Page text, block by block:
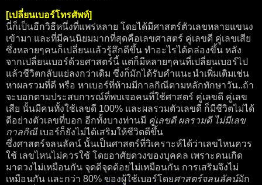
[เปลี่ยนเบอร์โทรศัพท์]
นี่ก็เป็นอีกวิธีหนึ่งที่แพร่หลาย โดยได้มีศาสตร์ตัวเลขหลายแขนง
เข้ามา และที่มีคนนิยมมากที่สุดคือเลขศาสตร์ คู่เลขดี คู่เลขเสีย
ซึ่งหลายๆคนก็เปลี่ยนแล้วรู้สึกดีขึ้น ทำอะไรได้คล่องขึ้น หลัง
จากเปลี่ยนเบอร์ด้วยศาสตร์นี้ แต่ก็มีหลายๆคนที่เปลี่ยนเบอร์ไป
แล้วชีวิตกลับแย่ลงกว่าเดิม ซึ่งก็มักได้รับคำแนะนำเพิ่มเติมเช่น
หาผลรวมที่ดี หรือ หาเบอร์ที่ห้ามมีกาลกิณีตามหลักทักษาวัน..ถ้า
จะบอกตามประสบการณ์ที่พบเจอคนที่ใช้ศาสตร์ คู่เลขดี คู่เลข
เสีย นั้นมีคนทั้งใช้เลขดี 100% และผลรวมตัวเลขดี ก็มีชีวิตไม่ได้
ดีอย่างตัวเลขที่บอก อีกทั้งบางท่านมี คู่เลขดี ผลรวมดี ไม่มีเลข
กาลกิณีเบอร์ก็ยังไม่ได้เสริมให้ชีวิตดีขึ้น
ซึ่งศาสตร์จลนลัคน์ นั้นเป็นศาสตร์ที่วิเคราะห์ได้ว่าเลขไหนควร
ใช้ เลขไหนไม่ควรใช้ โดยอาศัยดวงของบุคคล เพราะคนเกิด
มาดวงไม่เหมือนกัน จุดดีจุดด้อยไม่เหมือนกัน การเสริมจึงไม่
เหมือนกัน และกว่า 80% ของผู้ใช้เบอร์โดยศาสตร์จลนลัคน์มัก